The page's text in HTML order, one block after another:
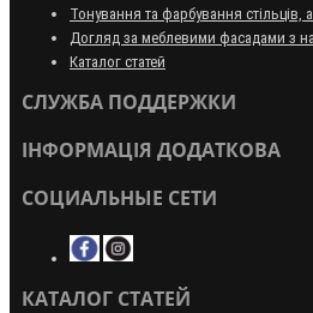
Тонування та фарбування стільців,
Догляд за меблевими фасадами з
Каталог статей
СЛУЖБА ПОДДЕРЖКИ
ІНФОРМАЦІЯ ДОДАТКОВА
СОЦИАЛЬНЫЕ СЕТИ
КАТАЛОГ СТАТЕЙ